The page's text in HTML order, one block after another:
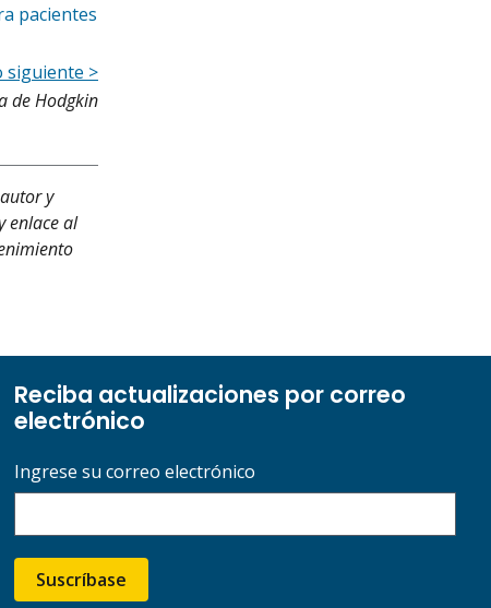
pacientes
siguiente >
de Hodgkin
y
enlace al
Reciba actualizaciones por correo
electrónico
Ingrese su correo electrónico
Suscríbase